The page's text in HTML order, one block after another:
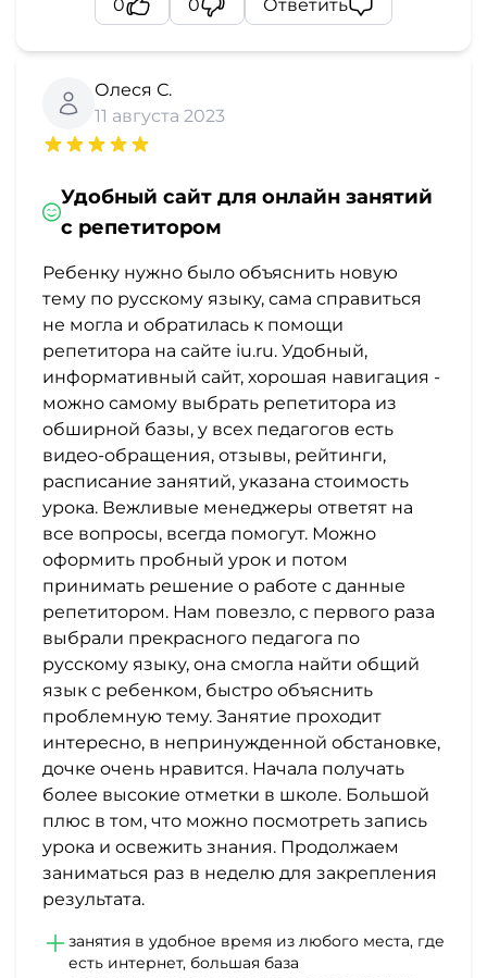
0 0 Ответить
Олеся С.
11 августа 2023
Удобный сайт для онлайн занятий
с репетитором
Ребенку нужно было объяснить новую
тему по русскому языку, сама справиться
не могла и обратилась к помощи
репетитора на сайте iu.ru. Удобный,
информативный сайт, хорошая навигация -
можно самому выбрать репетитора из
обширной базы, у всех педагогов есть
видео-обращения, отзывы, рейтинги,
расписание занятий, указана стоимость
урока. Вежливые менеджеры ответят на
все вопросы, всегда помогут. Можно
оформить пробный урок и потом
принимать решение о работе с данные
репетитором. Нам повезло, с первого раза
выбрали прекрасного педагога по
русскому языку, она смогла найти общий
язык с ребенком, быстро объяснить
проблемную тему. Занятие проходит
интересно, в непринужденной обстановке,
дочке очень нравится. Начала получать
более высокие отметки в школе. Большой
плюс в том, что можно посмотреть запись
урока и освежить знания. Продолжаем
заниматься раз в неделю для закрепления
результата.
занятия в удобное время из любого места, где
есть интернет, большая база